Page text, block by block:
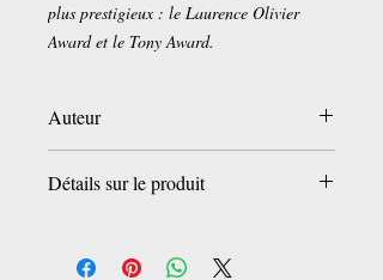
plus prestigieux : le Laurence Olivier
Award et le Tony Award.
Auteur
Détails sur le produit
Editeur : Folio (18 septembre 2014)